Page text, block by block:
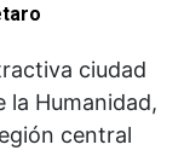
ciudad
la Humanidad,
central